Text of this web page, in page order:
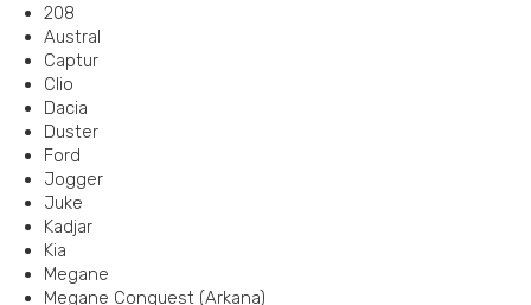
208
Austral
Captur
Clio
Dacia
Duster
Ford
Jogger
Juke
Kadjar
Kia
Megane
Megane Conquest (Arkana)